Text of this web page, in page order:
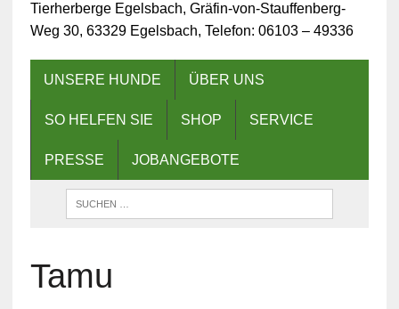
Tierherberge Egelsbach, Gräfin-von-Stauffenberg-
Weg 30, 63329 Egelsbach, Telefon: 06103 – 49336
UNSERE HUNDE ÜBER UNS
SO HELFEN SIE SHOP SERVICE
PRESSE JOBANGEBOTE
Tamu